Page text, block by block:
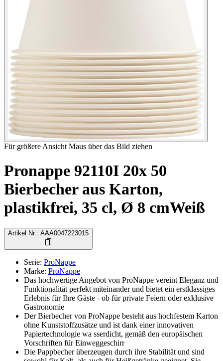
Für größere Ansicht Maus über das Bild ziehen
Pronappe 92110I 20x 50
Bierbecher aus Karton,
plastikfrei, 35 cl, Ø 8 cmWeiß
Artikel Nr. : AAA0047223015
Serie: ProNappe
Marke: ProNappe
Das hochwertige Angebot von ProNappe vereint Eleganz und
Funktionalität perfekt miteinander und bietet ein erstklassiges
Erlebnis für Ihre Gäste - ob für private Feiern oder exklusive
Gastronomie
Der Bierbecher von ProNappe besteht aus hochfestem Karton
ohne Kunststoffzusätze und ist dank einer innovativen
Papiertechnologie wa sserdicht, gemäß den europäischen
Vorschriften für Einweggeschirr
Die Pappbecher überzeugen durch ihre Stabilität und sind